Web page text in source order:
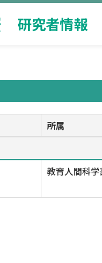
研究者情報
所属
教育人間科